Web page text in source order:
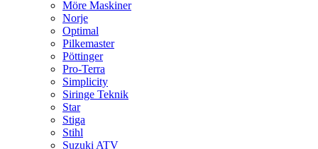
Möre Maskiner
Norje
Optimal
Pilkemaster
Pöttinger
Pro-Terra
Simplicity
Siringe Teknik
Star
Stiga
Stihl
Suzuki ATV